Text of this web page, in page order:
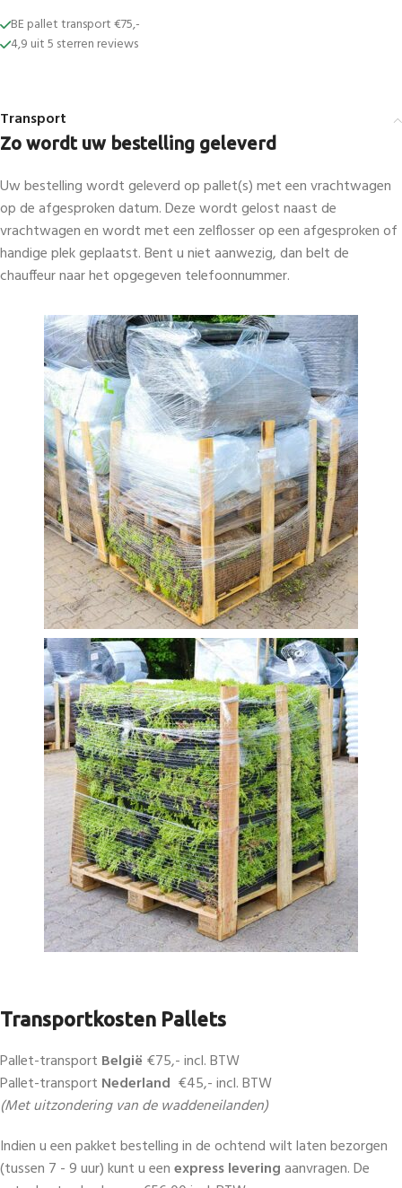
BE pallet transport €75,-
4,9 uit 5 sterren reviews
Transport
Zo wordt uw bestelling geleverd
Uw bestelling wordt geleverd op pallet(s) met een vrachtwagen
op de afgesproken datum. Deze wordt gelost naast de
vrachtwagen en wordt met een zelflosser op een afgesproken of
handige plek geplaatst. Bent u niet aanwezig, dan belt de
chauffeur naar het opgegeven telefoonnummer.
Transportkosten Pallets
Pallet-transport België €75,- incl. BTW
Pallet-transport Nederland €45,- incl. BTW
(Met uitzondering van de waddeneilanden)
Indien u een pakket bestelling in de ochtend wilt laten bezorgen
(tussen 7 - 9 uur) kunt u eenexpress leveringaanvragen. De